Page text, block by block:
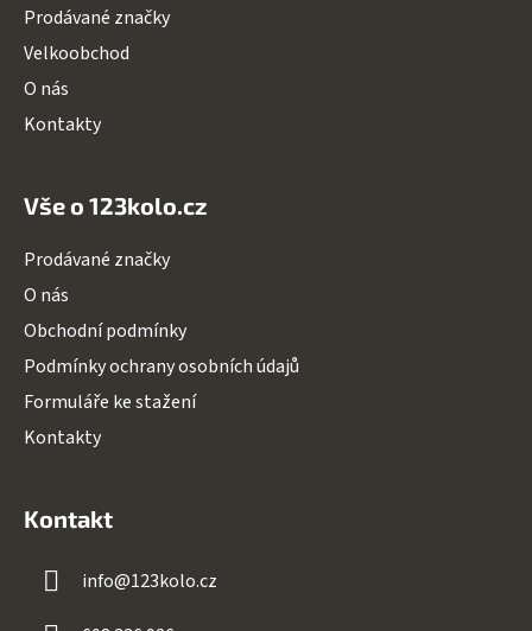
Prodávané značky
Velkoobchod
O nás
Kontakty
Vše o 123kolo.cz
Prodávané značky
O nás
Obchodní podmínky
Podmínky ochrany osobních údajů
Formuláře ke stažení
Kontakty
Kontakt
info@123kolo.cz